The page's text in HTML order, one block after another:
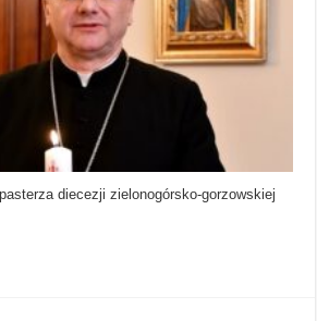
diecezji zielonogórsko-gorzowskiej